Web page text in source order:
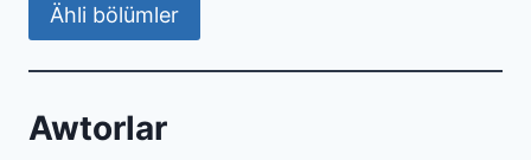
Ähli bölümler
Awtorlar